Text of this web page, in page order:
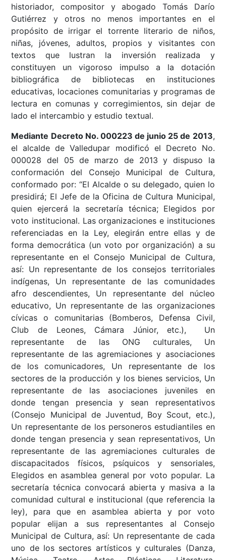
historiador, compositor y abogado Tomás Darío
Gutiérrez y otros no menos importantes en el
propósito de irrigar el torrente literario de niños,
niñas, jóvenes, adultos, propios y visitantes con
textos que lustran la inversión realizada y
constituyen un vigoroso impulso a la dotación
bibliográfica de bibliotecas en instituciones
educativas, locaciones comunitarias y programas de
lectura en comunas y corregimientos, sin dejar de
lado el intercambio y estudio textual.
Mediante Decreto No. 000223 de junio 25 de 2013,
el alcalde de Valledupar modificó el Decreto No.
000028 del 05 de marzo de 2013 y dispuso la
conformación del Consejo Municipal de Cultura,
conformado por: “El Alcalde o su delegado, quien lo
presidirá; El Jefe de la Oficina de Cultura Municipal,
quien ejercerá la secretaría técnica; Elegidos por
voto institucional. Las organizaciones e instituciones
referenciadas en la Ley, elegirán entre ellas y de
forma democrática (un voto por organización) a su
representante en el Consejo Municipal de Cultura,
así: Un representante de los consejos territoriales
indígenas, Un representante de las comunidades
afro descendientes, Un representante del núcleo
educativo, Un representante de las organizaciones
cívicas o comunitarias (Bomberos, Defensa Civil,
Club de Leones, Cámara Júnior, etc.), Un
representante de las ONG culturales, Un
representante de las agremiaciones y asociaciones
de los comunicadores, Un representante de los
sectores de la producción y los bienes servicios, Un
representante de las asociaciones juveniles en
donde tengan presencia y sean representativos
(Consejo Municipal de Juventud, Boy Scout, etc.),
Un representante de los personeros estudiantiles en
donde tengan presencia y sean representativos, Un
representante de las agremiaciones culturales de
discapacitados físicos, psíquicos y sensoriales,
Elegidos en asamblea general por voto popular. La
secretaría técnica convocará abierta y masiva a la
comunidad cultural e institucional (que referencia la
ley), para que en asamblea abierta y por voto
popular elijan a sus representantes al Consejo
Municipal de Cultura, así: Un representante de cada
uno de los sectores artísticos y culturales (Danza,